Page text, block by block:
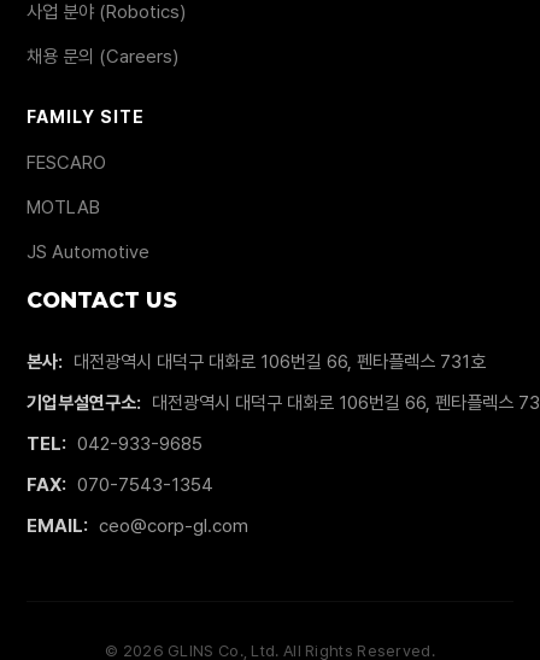
사업 분야 (Robotics)
채용 문의 (Careers)
FAMILY SITE
FESCARO
MOTLAB
JS Automotive
CONTACT US
본사:
대전광역시 대덕구 대화로 106번길 66, 펜타플렉스 731호
기업부설연구소:
대전광역시 대덕구 대화로 106번길 66, 펜타플렉스
TEL: 042-933-9685
FAX: 070-7543-1354
EMAIL: ceo@corp-gl.com
© 2026 GLINS Co., Ltd. All Rights Reserved.